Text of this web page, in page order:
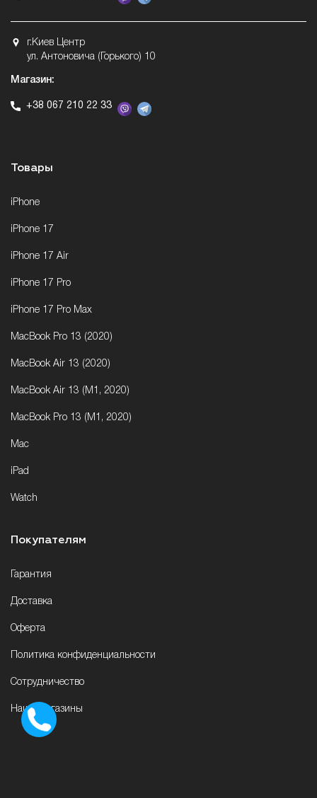
г.Киев Центр
ул. Антоновича (Горького) 10
Магазин:
+38 067 210 22 33
Товары
iPhone
iPhone 17
iPhone 17 Air
iPhone 17 Pro
iPhone 17 Pro Max
MacBook Pro 13 (2020)
MacBook Air 13 (2020)
MacBook Air 13 (M1, 2020)
MacBook Pro 13 (M1, 2020)
Mac
iPad
Watch
Покупателям
Гарантия
Доставка
Оферта
Политика конфиденциальности
Сотрудничество
Наши магазины